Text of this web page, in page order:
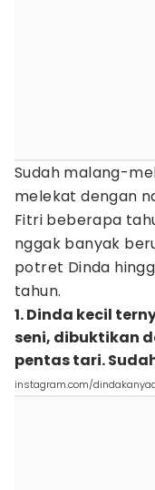
Sudah malang-
melekat dengan
Fitri beberapa
nggak banyak
potret Dinda
tahun.
1. Dinda kecil
seni, dibuktikan
pentas tari.
instagram.com/